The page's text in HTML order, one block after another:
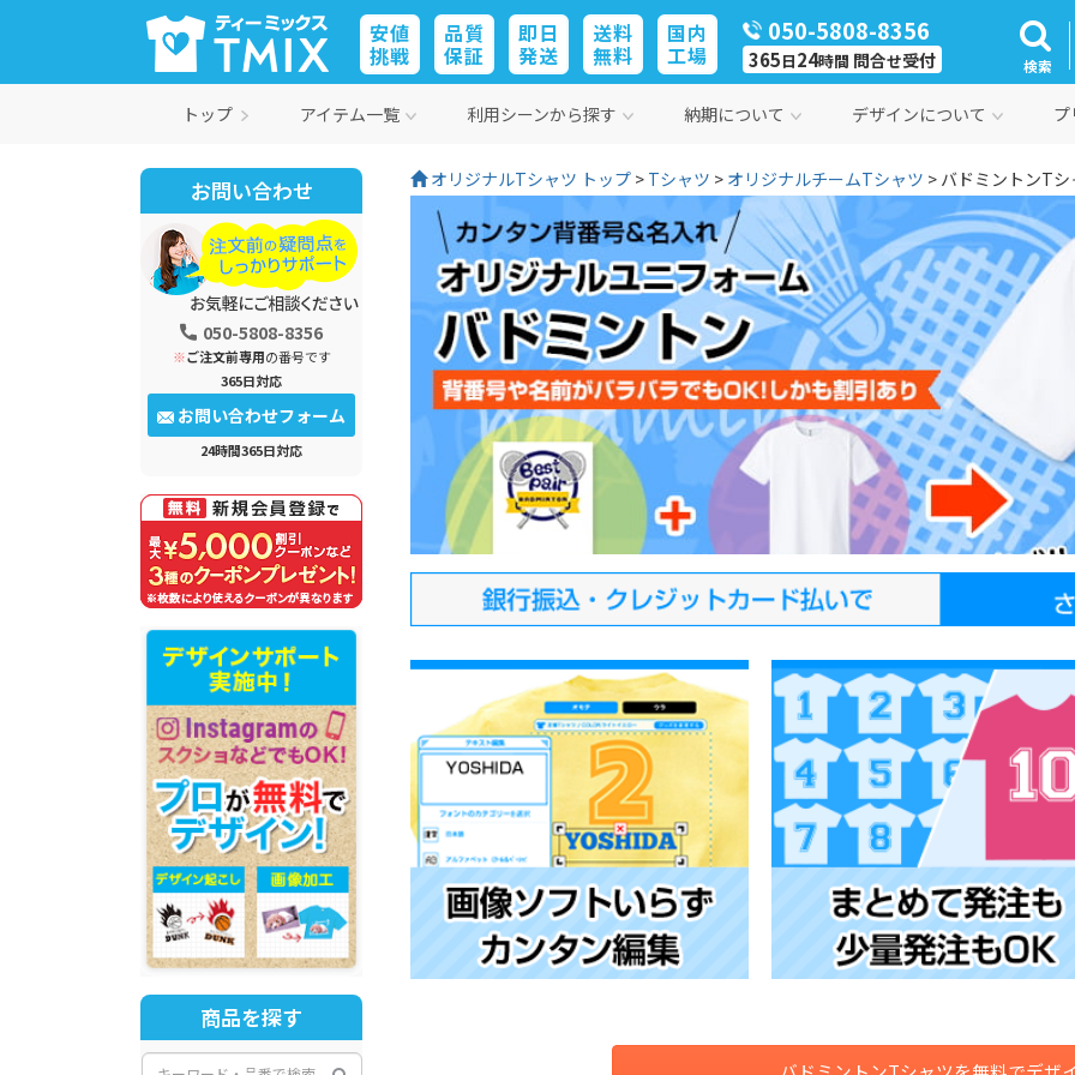
050-5808-8356
365日24時間 問合せ受付
安値
挑戦
品質
保証
即日
発送
送料
無料
国内
工場 検索
トップ アイテム一覧 利用シーンから探す 納期について デザインについて
オリジナルTシャツ トップ > Tシャツ > オリジナルチームTシャツ > バドミントンTシ
お問い合わせ
050-5808-8356
※ご注文前専用の番号です
365日対応
お問い合わせフォーム
24時間365日対応
商品を探す